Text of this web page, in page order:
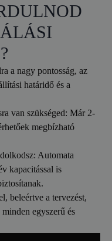
a nagy pontosság, az
határidő és a
van szükséged: Már 2-
megbízható
Automata
kapacitással is
beleértve a tervezést,
egyszerű és